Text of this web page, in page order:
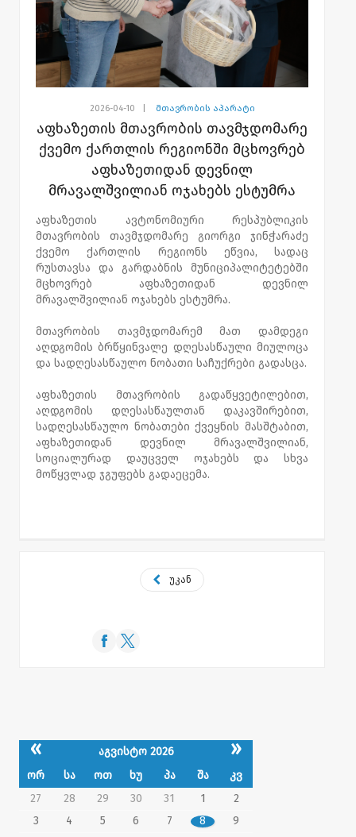
« აგვისტო 2026 »
ორ სა ოთ ხუ პა შა
კვ
27
28 29 30 31 1
2
3
4 5 6 7 8
9
2026-04-10 მთავრობის აპარატი
აფხაზეთის მთავრობის თავმჯდომარე
ქვემო ქართლის რეგიონში მცხოვრებ
აფხაზეთიდან დევნილ
მრავალშვილიან ოჯახებს ესტუმრა
აფხაზეთის ავტონომიური რესპუბლიკის
მთავრობის თავმჯდომარე გიორგი ჯინჭარაძე
ქვემო ქართლის რეგიონს ეწვია, სადაც
რუსთავსა და გარდაბნის მუნიციპალიტეტებში
მცხოვრებ აფხაზეთიდან დევნილ
მრავალშვილიან ოჯახებს ესტუმრა.
მთავრობის თავმჯდომარემ მათ დამდეგი
აღდგომის ბრწყინვალე დღესასწაული მიულოცა
და სადღესასწაულო ნობათი საჩუქრები გადასცა.
აფხაზეთის მთავრობის გადაწყვეტილებით,
აღდგომის დღესასწაულთან დაკავშირებით,
სადღესასწაულო ნობათები ქვეყნის მასშტაბით,
აფხაზეთიდან დევნილ მრავალშვილიან,
სოციალურად დაუცველ ოჯახებს და სხვა
მოწყვლად ჯგუფებს გადაეცემა.
უკან